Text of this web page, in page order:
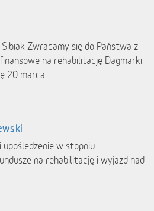
Zwracamy się do Państwa z
na rehabilitację Dagmarki
20 marca …
upośledzenie w stopniu
na rehabilitację i wyjazd nad